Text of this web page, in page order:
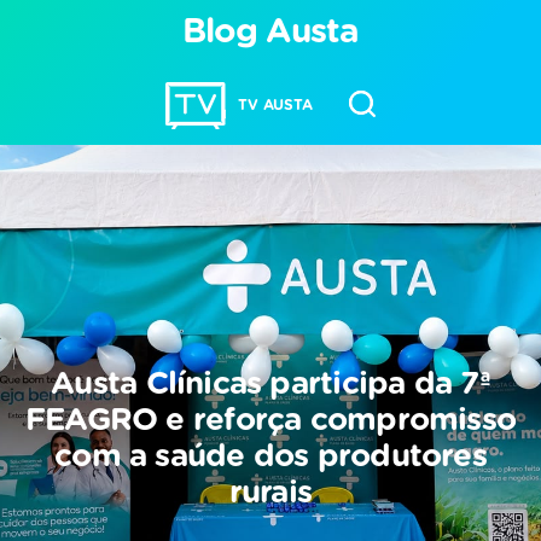
TV AUSTA
Blog Austa
Austa Clínicas participa da 7ª
FEAGRO e reforça compromisso
com a saúde dos produtores
rurais